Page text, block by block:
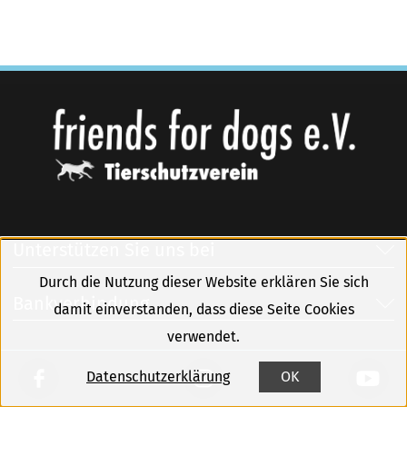
Bankverbindung
Durch die Nutzung dieser Website erklären Sie sich
damit einverstanden, dass diese Seite Cookies
verwendet.
Datenschutzerklärung OK